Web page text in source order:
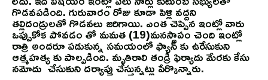
గొడవపడింది. గురువారం రోజు కూడా పెళ్లి వద్దని
తల్లిదండ్రులతో గొడవలు జరిగాయి. ఎంత చెప్పిన ఇంట్లో వారు
ఒప్పుకోక పోవడం తో మమత (19)మనస్థాపం చెంది ఇంట్లో
రాత్రి అందరూ పడుకున్న సమయంలో ఫ్యాన్ కు ఉరేసుకుని
ఆత్మహత్య కు పాల్పడింది. మృతిరాలి తండ్రి ఫిర్యాదు మేరకు కేసు
నమోదు చేసుకుని దర్యాప్తు చేస్తున్నట్లు పేర్కొన్నారు.